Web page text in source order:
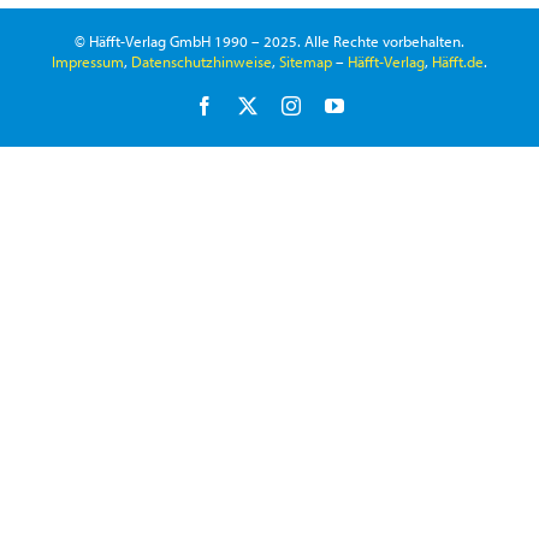
© Häfft-Verlag GmbH 1990 – 2025. Alle Rechte vorbehalten.
Impressum, Datenschutzhinweise,Sitemap– Häfft-Verlag, Häfft.de.
Facebook InstagramYouTube